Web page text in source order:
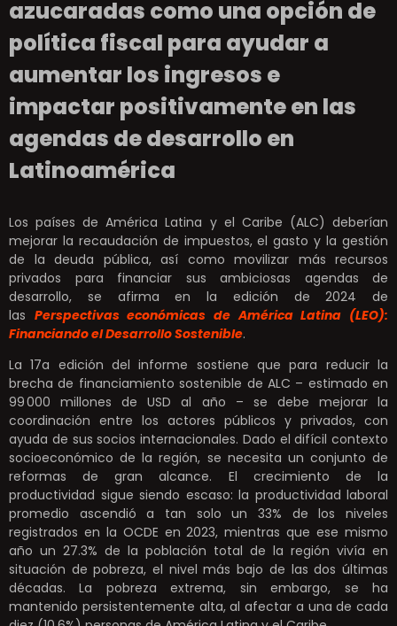
azucaradas como una opción de
política fiscal para ayudar a
aumentar los ingresos e
impactar positivamente en las
agendas de desarrollo en
Latinoamérica
Los países de América Latina y el Caribe (ALC) deberían
mejorar la recaudación de impuestos, el gasto y la gestión
de la deuda pública, así como movilizar más recursos
privados para financiar sus ambiciosas agendas de
desarrollo, se afirma en la edición de 2024 de
las Perspectivas económicas de América Latina (LEO):
Financiando el Desarrollo Sostenible.
La 17a edición del informe sostiene que para reducir la
brecha de financiamiento sostenible de ALC – estimado en
99 000 millones de USD al año – se debe mejorar la
coordinación entre los actores públicos y privados, con
ayuda de sus socios internacionales. Dado el difícil contexto
socioeconómico de la región, se necesita un conjunto de
reformas de gran alcance. El crecimiento de la
productividad sigue siendo escaso: la productividad laboral
promedio ascendió a tan solo un 33% de los niveles
registrados en la OCDE en 2023, mientras que ese mismo
año un 27.3% de la población total de la región vivía en
situación de pobreza, el nivel más bajo de las dos últimas
décadas. La pobreza extrema, sin embargo, se ha
mantenido persistentemente alta, al afectar a una de cada